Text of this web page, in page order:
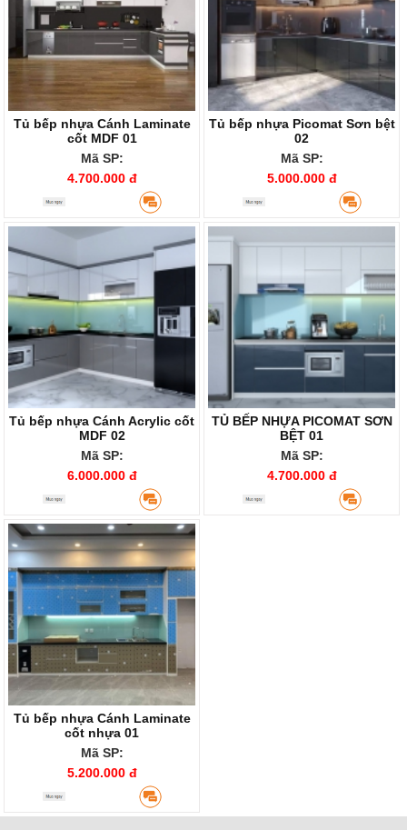
Tủ bếp nhựa Cánh Laminate
cốt MDF 01
Mã SP:
4.700.000 đ
Tủ bếp nhựa Picomat Sơn bệt
02
Mã SP:
5.000.000 đ
Tủ bếp nhựa Cánh Acrylic cốt
MDF 02
Mã SP:
6.000.000 đ
TỦ BẾP NHỰA PICOMAT SƠN
BỆT 01
Mã SP:
4.700.000 đ
Tủ bếp nhựa Cánh Laminate
cốt nhựa 01
Mã SP:
5.200.000 đ